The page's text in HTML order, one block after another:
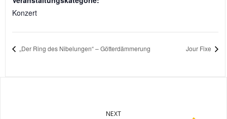
Konzert
„Der Ring des Nibelungen“ – Götterdämmerung Jour Fixe
NEXT